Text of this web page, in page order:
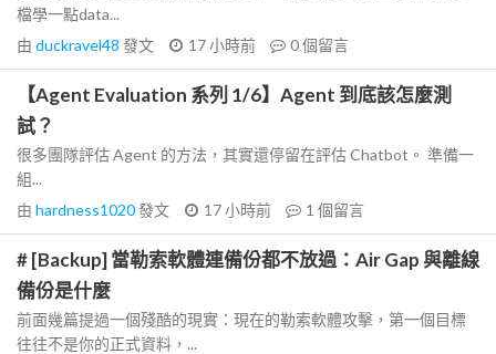
檔學一點data...
由 duckravel48 發文 17 小時前 0個留言
【Agent Evaluation 系列 1/6】Agent 到底該怎麼測
試？
很多團隊評估 Agent 的方法，其實還停留在評估 Chatbot。 準備一
組...
由 hardness1020發文 17 小時前 1 個留言
# [Backup] 當勒索軟體連備份都不放過：Air Gap 與離線
備份是什麼
前面幾篇提過一個殘酷的現實：現在的勒索軟體攻擊，第一個目標
往往不是你的正式資料，...